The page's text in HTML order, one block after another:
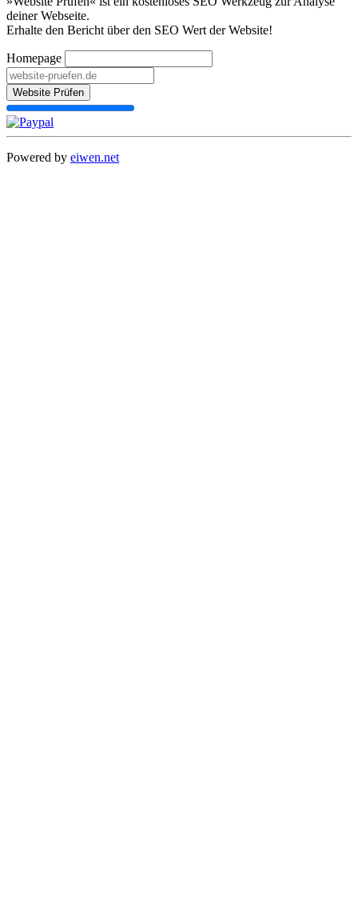
deiner Webseite.
Erhalte den Bericht über den SEO Wert der Website!
Homepage
Website Prüfen
Powered by eiwen.net